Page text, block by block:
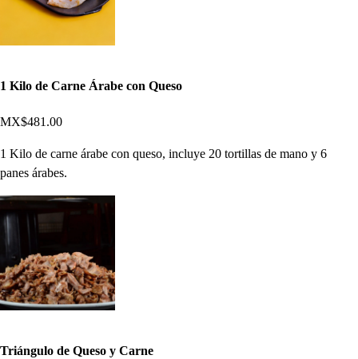
1 Kilo de Carne Árabe con Queso
MX$481.00
1 Kilo de carne árabe con queso, incluye 20 tortillas de mano y 6
panes árabes.
Triángulo de Queso y Carne